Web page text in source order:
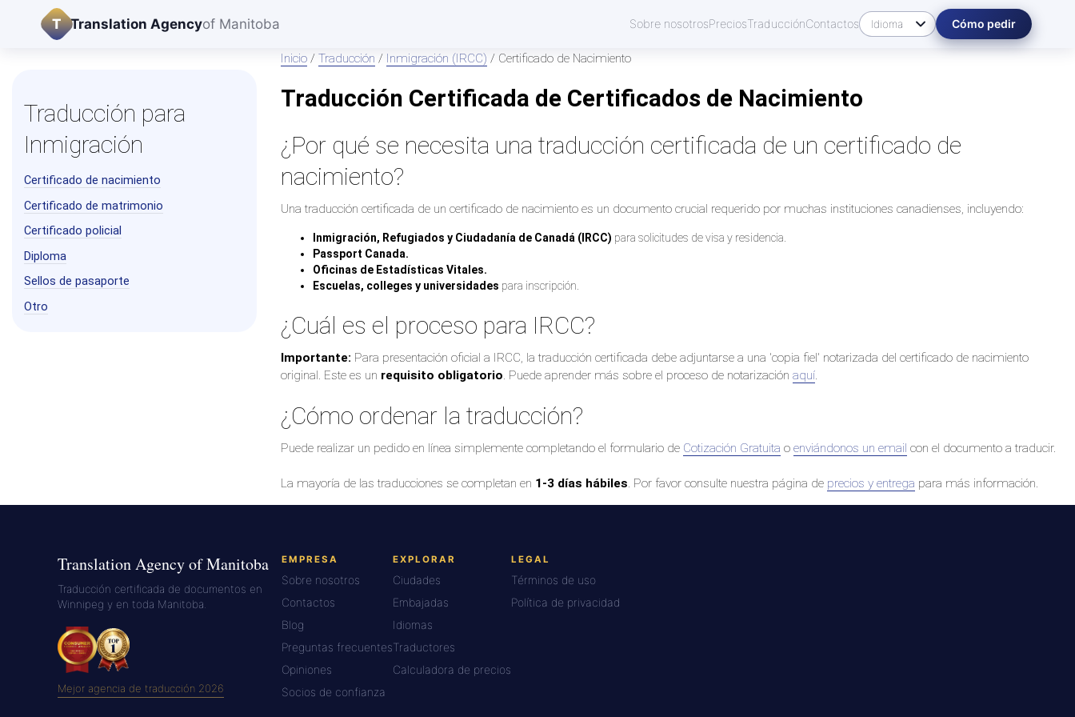
T Translation Agencyof Manitoba Sobre nosotrosPreciosTraducciónContactos Cómo pedir
Traducción para
Inmigración
Certificado de nacimiento
Certificado de matrimonio
Certificado policial
Diploma
Sellos de pasaporte
Otro
Inicio / Traducción / Inmigración (IRCC) / Certificado de Nacimiento
Traducción Certificada de Certificados de Nacimiento
¿Por qué se necesita una traducción certificada de un certificado de
nacimiento?
Una traducción certificada de un certificado de nacimiento es un documento crucial requerido por muchas instituciones canadienses, incluyendo:
Inmigración, Refugiados y Ciudadanía de Canadá (IRCC) para solicitudes de visa y residencia.
Passport Canada.
Oficinas de Estadísticas Vitales.
Escuelas, colleges y universidades para inscripción.
¿Cuál es el proceso para IRCC?
Importante: Para presentación oficial a IRCC, la traducción certificada debe adjuntarse a una 'copia fiel' notarizada del certificado de nacimiento
original. Este es un requisito obligatorio. Puede aprender más sobre el proceso de notarización aquí.
¿Cómo ordenar la traducción?
Puede realizar un pedido en línea simplemente completando el formulario de Cotización Gratuita o enviándonos un email con el documento a traducir.
La mayoría de las traducciones se completan en 1-3 días hábiles. Por favor consulte nuestra página de precios y entrega para más información.
Translation Agency of Manitoba
Traducción certificada de documentos en
Winnipeg y en toda Manitoba.
Mejor agencia de traducción 2026
EMPRESA
Sobre nosotros
Contactos
Blog
Preguntas frecuentes
Opiniones
Socios de confianza
EXPLORAR
Ciudades
Embajadas
Idiomas
Traductores
Calculadora de precios
LEGAL
Términos de uso
Política de privacidad